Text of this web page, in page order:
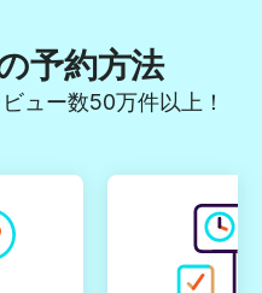
予約方法
ュー数50万件以上！